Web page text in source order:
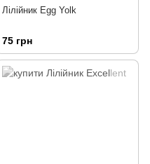
Лілійник Egg Yolk
75 грн